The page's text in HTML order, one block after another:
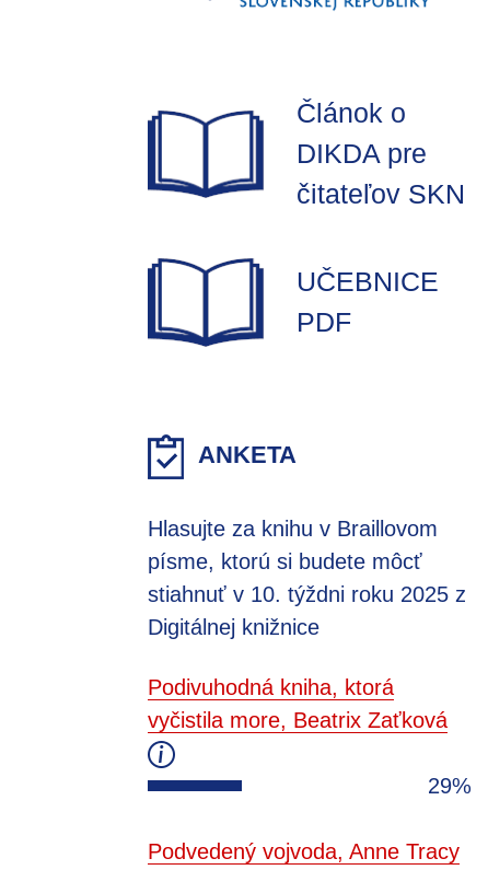
Článok o
DIKDA pre
čitateľov SKN
UČEBNICE
PDF
ANKETA
Hlasujte za knihu v Braillovom
písme, ktorú si budete môcť
stiahnuť v 10. týždni roku 2025 z
Digitálnej knižnice
Podivuhodná kniha, ktorá
vyčistila more, Beatrix Zaťková
29%
Podvedený vojvoda, Anne Tracy